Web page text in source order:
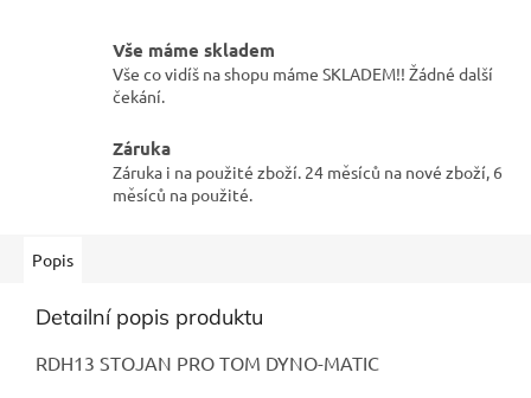
Vše máme skladem
Vše co vidíš na shopu máme SKLADEM!! Žádné další
čekání.
Záruka
Záruka i na použité zboží. 24 měsíců na nové zboží, 6
měsíců na použité.
Popis
Detailní popis produktu
RDH13 STOJAN PRO TOM DYNO-MATIC